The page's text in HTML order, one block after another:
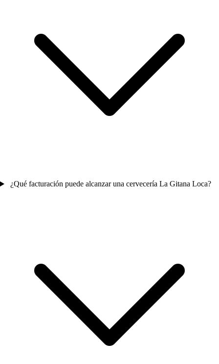
¿Qué facturación puede alcanzar una cervecería La Gitana Loca?